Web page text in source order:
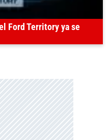
Ford Territory ya se